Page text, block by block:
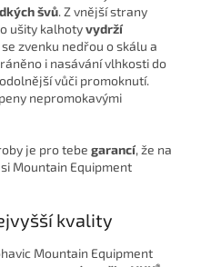
švů. Z vnější strany
ušity kalhotyvydrží
zvenku nedřou o skálu a
i nasávání vlhkosti do
vůči promoknutí.
nepromokavými
je pro tebe garancí, že na
Mountain Equipment
kvality
Mountain Equipment